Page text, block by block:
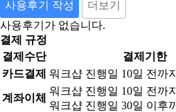
사용후기 작성
더보기
사용후기가 없습니다.
결제 규정
결제수단
결제기한
카드결제 워크샵 진행일 10일 전까
계좌이체
워크샵 진행일 10일 전까
워크샵 진행일 30일 이후